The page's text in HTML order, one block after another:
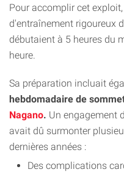
Pour accomplir cet
d'entraînement rigoureux
débutaient à 5 heures du
heure.
Sa préparation incluait
hebdomadaire de
Nagano. Un engagement
avait dû surmonter
dernières années :
Des complications